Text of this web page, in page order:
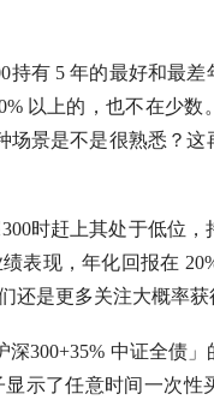
持有 5 年的最好和最
以上的，也不在少
场景是不是很熟悉？
时赶上其处于低位，
表现，年化回报在
是更多关注大概率获
深300+35% 中证全债
示了任意时间一次性